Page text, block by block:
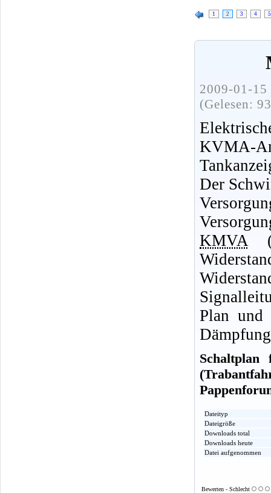
1 2 3 4 5
2009-01-
(Gelesen:
KVMA-
Der
KMVA
Plan und
Schaltplan
Dateityp
Dateigröße
Downloads total
Downloads heute
Datei aufgenommen
Bewerten - Schlecht